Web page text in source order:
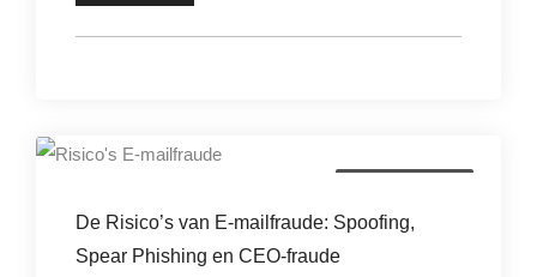
De Risico’s van E-mailfraude: Spoofing,
Spear Phishing en CEO-fraude